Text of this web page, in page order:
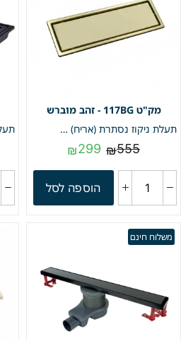
117BG - זהב מוברש
תעלת ניקוז נסתרת (אריח) | 11/30 | פטנט חוסם ריחות וחרקים | זהב מוברש | מק"ט 117BG
₪555
₪299
הוספה לסל
משלוח חינם